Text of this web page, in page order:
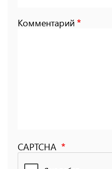
Комментарий
CAPTCHA